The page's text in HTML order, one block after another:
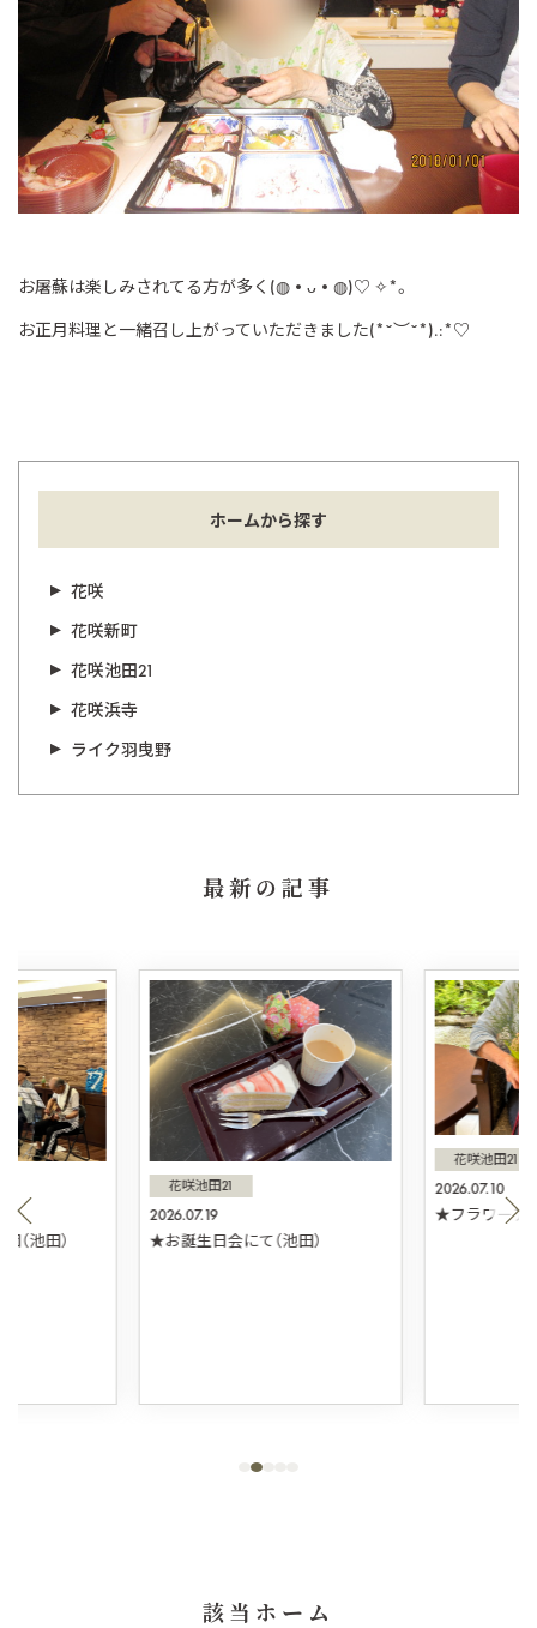
お屠蘇は楽しみされてる方が多く(◍•ᴗ•◍)♡ ✧*。
お正月料理と一緒召し上がっていただきました(*˘︶˘*).:*♡
ホームから探す
花咲
花咲新町
花咲池田21
花咲浜寺
ライク羽曳野
最新の記事
（池田）
2026.07.19
花咲池田21
★お誕生日会にて（池田）
2026.07.10
花咲池田21
★フラワーア
該当ホーム